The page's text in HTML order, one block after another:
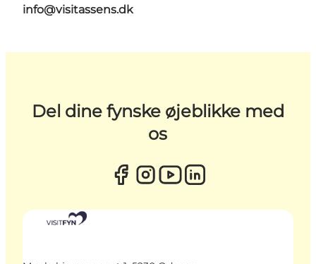
info@visitassens.dk
Del dine fynske øjeblikke med
os